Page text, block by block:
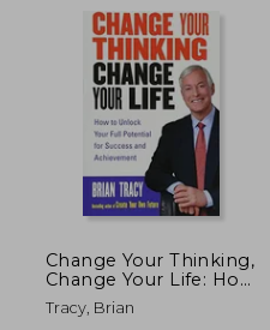
Change Your Thinking,
Change Your Life: How
to Unlock Your Full
Potential for Success
Tracy, Brian